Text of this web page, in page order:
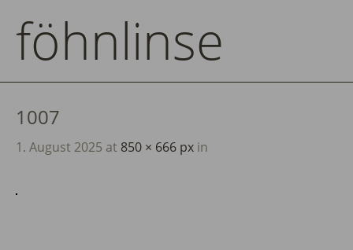
föhnlinse
1007
1. August 2025 at 850 × 666 px in